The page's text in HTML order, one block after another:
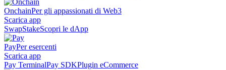
OnchainPer gli appassionati di Web3
Scarica app
SwapStakeScopri le dApp
PayPer esercenti
Scarica app
Pay TerminalPay SDKPlugin eCommerce